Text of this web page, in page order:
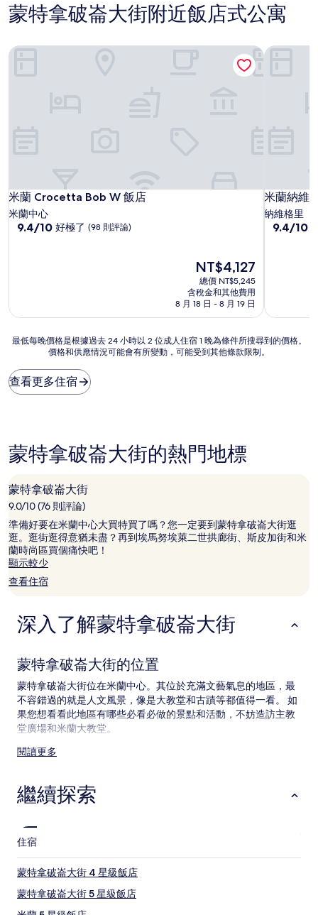
蒙特拿破崙大街附近飯店式公寓
米蘭 Crocetta Bob W 飯店
米蘭 Crocetta Bob W 飯店
米蘭中心
9.4
極
(98
論)
9.4/10 好極了 (98 則評論)
現
在
價
格
為
NT$4,127
總價 NT$5,245
含稅金和其他費用
8 月 18 日 - 8 月 19 日
米蘭 Crocetta Bob W 飯店
米蘭納維
米蘭納維
納維格里
9.4
極
(14
9.4/10
米蘭納維
最
晚
價
據
過
24
小
時
以
2
位
成
人
住
晚
件
搜
尋
的
價
格。
供
況
會
有
所
最低每晚價格是根據過去 24 小時以 2 位成人住宿 1 晚為條件所搜尋到的價格。
價格和供應情況可能會有所變動，可能受到其他條款限制。
查看更多住宿
蒙特拿破崙大街的熱門地標
蒙特拿破崙大街
9.0/10 (76 則評論)
準備好要在米蘭中心大買特買了嗎？您一定要到蒙特拿破崙大街逛
逛。逛街逛得意猶未盡？再到埃馬努埃萊二世拱廊街、斯皮加街和米
蘭時尚區買個痛快吧！
顯示較少
查看住宿
深入了解蒙特拿破崙大街
蒙特拿破崙大街的位置
蒙特拿破崙大街位在米蘭中心。其位於充滿文藝氣息的地區，最
不容錯過的就是人文風景，像是大教堂和古蹟等都值得一看。 如
果您想看看此地區有哪些必看必做的景點和活動，不妨造訪主教
堂廣場和米蘭大教堂。
蒙特拿破崙大街附近的觀光景點和玩樂活動
蒙特拿破崙大街附近的觀光景點
聖巴比拉廣場
聖方濟各保拉教堂
博羅梅奧達達宮
斯皮加街
閱讀更多
繼續探索
住宿
蒙特拿破崙大街 4 星級飯店
蒙特拿破崙大街 5 星級飯店